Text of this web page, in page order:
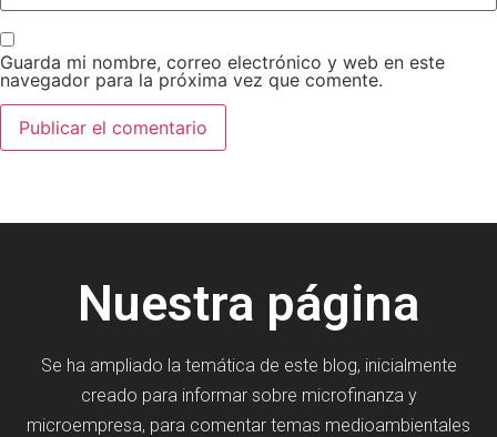
Guarda mi nombre, correo electrónico y web en este
navegador para la próxima vez que comente.
Nuestra página
Se ha ampliado la temática de este blog, inicialmente
creado para informar sobre microfinanza y
microempresa, para comentar temas medioambientales